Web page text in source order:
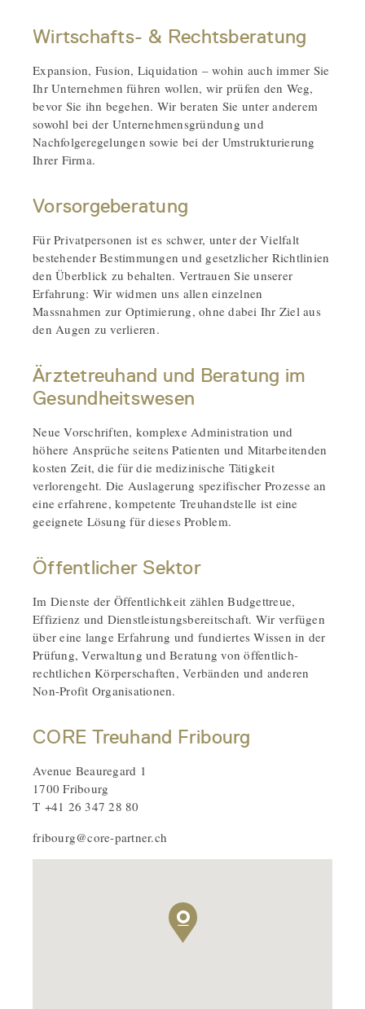
Wirtschafts- & Rechtsberatung
Expansion, Fusion, Liquidation – wohin auch immer Sie
Ihr Unternehmen führen wollen, wir prüfen den Weg,
bevor Sie ihn begehen. Wir beraten Sie unter anderem
sowohl bei der Unternehmensgründung und
Nachfolgeregelungen sowie bei der Umstrukturierung
Ihrer Firma.
Vorsorgeberatung
Für Privatpersonen ist es schwer, unter der Vielfalt
bestehender Bestimmungen und gesetzlicher Richtlinien
den Überblick zu behalten. Vertrauen Sie unserer
Erfahrung: Wir widmen uns allen einzelnen
Massnahmen zur Optimierung, ohne dabei Ihr Ziel aus
den Augen zu verlieren.
Ärztetreuhand und Beratung im
Gesundheitswesen
Neue Vorschriften, komplexe Administration und
höhere Ansprüche seitens Patienten und Mitarbeitenden
kosten Zeit, die für die medizinische Tätigkeit
verlorengeht. Die Auslagerung spezifischer Prozesse an
eine erfahrene, kompetente Treuhandstelle ist eine
geeignete Lösung für dieses Problem.
Öffentlicher Sektor
Im Dienste der Öffentlichkeit zählen Budgettreue,
Effizienz und Dienstleistungsbereitschaft. Wir verfügen
über eine lange Erfahrung und fundiertes Wissen in der
Prüfung, Verwaltung und Beratung von öffentlich-
rechtlichen Körperschaften, Verbänden und anderen
Non-Profit Organisationen.
CORE Treuhand Fribourg
Avenue Beauregard 1
1700 Fribourg
T +41 26 347 28 80
fribourg@core-partner.ch